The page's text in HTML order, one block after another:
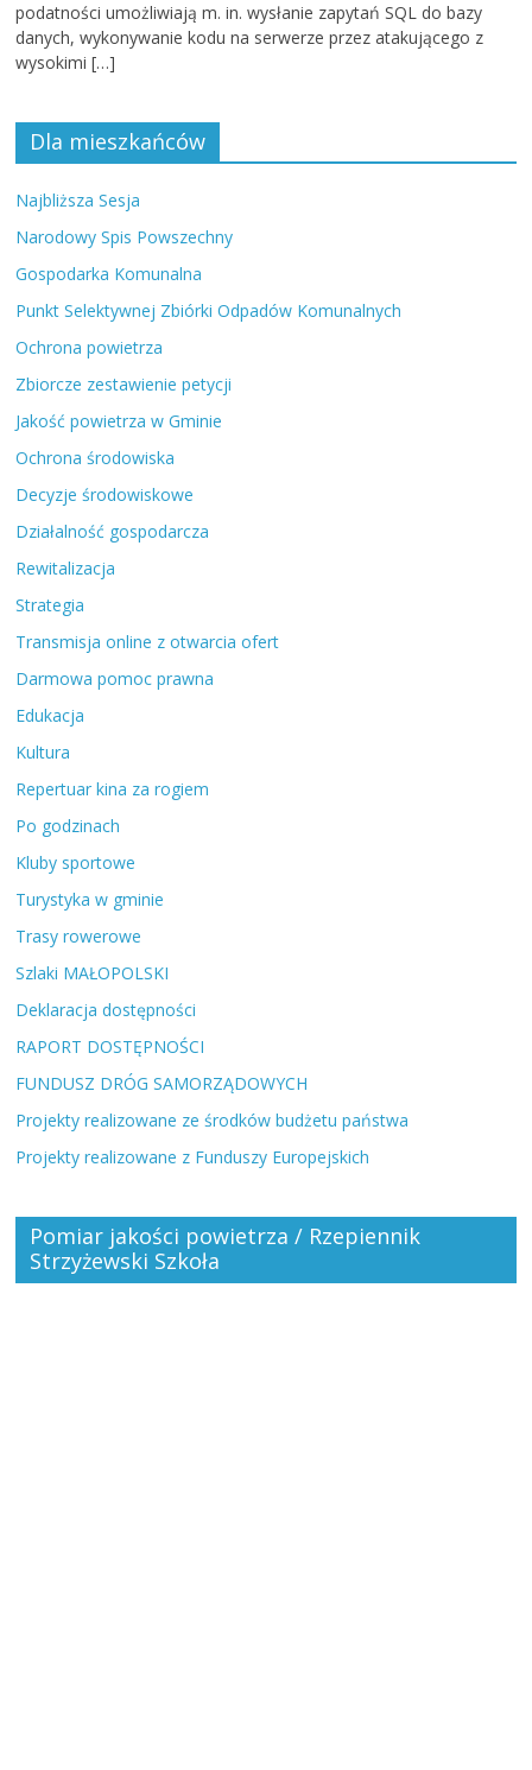
podatności umożliwiają m. in. wysłanie zapytań SQL do bazy
danych, wykonywanie kodu na serwerze przez atakującego z
wysokimi […]
Dla mieszkańców
Najbliższa Sesja
Narodowy Spis Powszechny
Gospodarka Komunalna
Punkt Selektywnej Zbiórki Odpadów Komunalnych
Ochrona powietrza
Zbiorcze zestawienie petycji
Jakość powietrza w Gminie
Ochrona środowiska
Decyzje środowiskowe
Działalność gospodarcza
Rewitalizacja
Strategia
Transmisja online z otwarcia ofert
Darmowa pomoc prawna
Edukacja
Kultura
Repertuar kina za rogiem
Po godzinach
Kluby sportowe
Turystyka w gminie
Trasy rowerowe
Szlaki MAŁOPOLSKI
Deklaracja dostępności
RAPORT DOSTĘPNOŚCI
FUNDUSZ DRÓG SAMORZĄDOWYCH
Projekty realizowane ze środków budżetu państwa
Projekty realizowane z Funduszy Europejskich
Pomiar jakości powietrza / Rzepiennik
Strzyżewski Szkoła